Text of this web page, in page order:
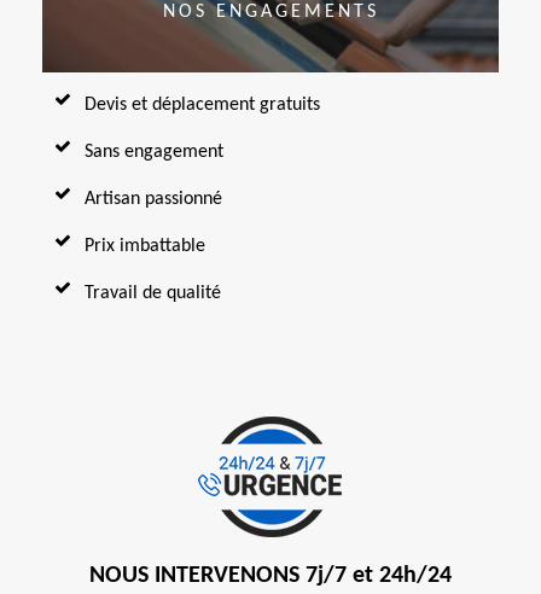
NOS ENGAGEMENTS
Devis et déplacement gratuits
Sans engagement
Artisan passionné
Prix imbattable
Travail de qualité
NOUS INTERVENONS 7j/7 et 24h/24